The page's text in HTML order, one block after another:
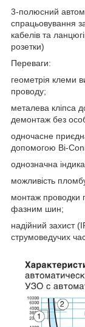
3-полюсний
спрацьовування
кабелів та
розетки)
Переваги:
геометрія клеми
проводу;
металева кліпса
демонтаж без
одночасне
допомогою Bi-
однозначна
можливість
монтаж проводки
фазним шин;
надійний захист
струмоведучих